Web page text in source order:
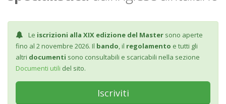
Le iscrizioni alla XIX edizione del Master sono aperte
fino al 2 novembre 2026. Il bando, il regolamento e tutti gli
altri documenti sono consultabili e scaricabili nella sezione
Documenti utili del sito.
Iscriviti